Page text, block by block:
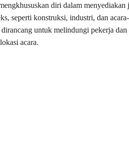
diri dalam menyediakan
seperti konstruksi, industri, dan acara-
untuk melindungi pekerja
acara.